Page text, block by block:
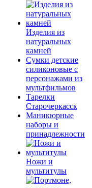
Изделия из
натуральных
камней
Сумки детские
силиконовые с
персонажами из
мультфильмов
Тарелки
Старочеркасск
Маникюрные
наборы и
принадлежности
Ножи и
мультитулы